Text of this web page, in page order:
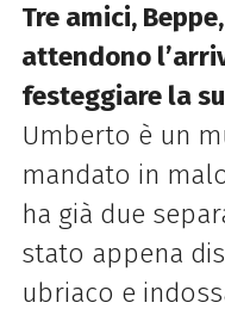
Tre amici,
attendono
festeggiare la
Umberto è un
mandato in
ha già due
stato appena
ubriaco e